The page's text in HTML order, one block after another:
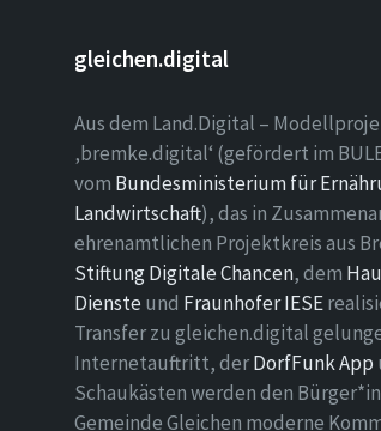
gleichen.digital
Aus dem Land.Digital –
‚bremke.digital‘ (gefördert im
vom Bundesministerium für
Landwirtschaft), das in
ehrenamtlichen Projektkreis aus
Stiftung Digitale Chancen, dem
Dienste und Fraunhofer IESE
Transfer zu gleichen.digital
Internetauftritt, derDorfFunk App
Schaukästen werden den
Gemeinde Gleichen moderne